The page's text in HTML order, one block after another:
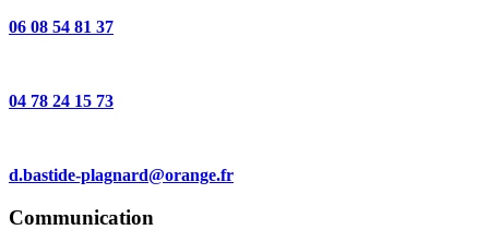
06 08 54 81 37
04 78 24 15 73
d.bastide-plagnard@orange.fr
Communication